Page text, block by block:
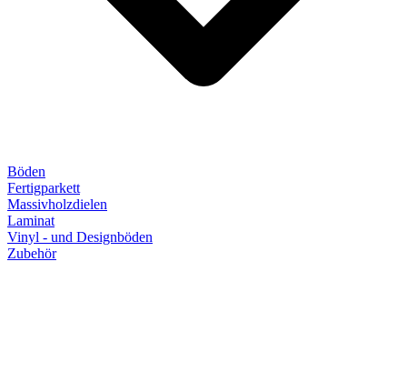
Böden
Fertigparkett
Massivholzdielen
Laminat
Vinyl - und Designböden
Zubehör